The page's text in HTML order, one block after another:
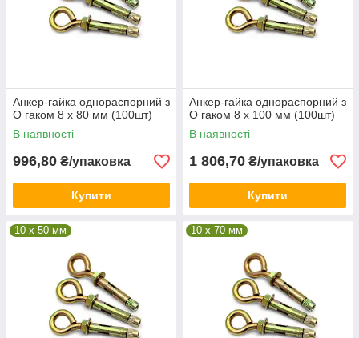
Анкер-гайка однораспорний з
О гаком 8 х 80 мм (100шт)
В наявності
996,80 ₴/упаковка
Купити
Анкер-гайка однораспорний з
О гаком 8 х 100 мм (100шт)
В наявності
1 806,70 ₴/упаковка
Купити
10 x 50 мм 10 x 70 мм